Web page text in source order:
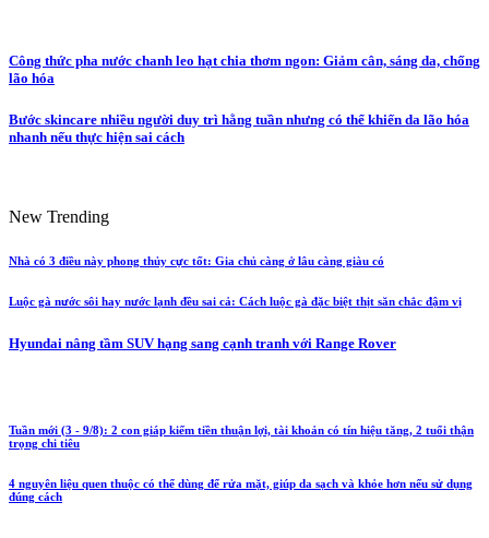
Công thức pha nước chanh leo hạt chia thơm ngon: Giảm cân, sáng da, chống
lão hóa
Bước skincare nhiều người duy trì hằng tuần nhưng có thể khiến da lão hóa
nhanh nếu thực hiện sai cách
New Trending
Nhà có 3 điều này phong thủy cực tốt: Gia chủ càng ở lâu càng giàu có
Luộc gà nước sôi hay nước lạnh đều sai cả: Cách luộc gà đặc biệt thịt săn chắc đậm vị
Hyundai nâng tầm SUV hạng sang cạnh tranh với Range Rover
Tuần mới (3 - 9/8): 2 con giáp kiếm tiền thuận lợi, tài khoản có tín hiệu tăng, 2 tuổi thận
trọng chi tiêu
4 nguyên liệu quen thuộc có thể dùng để rửa mặt, giúp da sạch và khỏe hơn nếu sử dụng
đúng cách